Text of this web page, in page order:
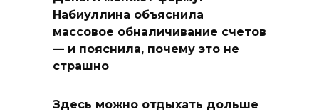
Набиуллина объяснила
массовое обналичивание счетов
— и пояснила, почему это не
страшно
Здесь можно отдыхать дольше